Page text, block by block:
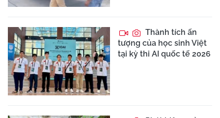
Thành tích ấn
tượng của học sinh Việt
tại kỳ thi AI quốc tế 2026